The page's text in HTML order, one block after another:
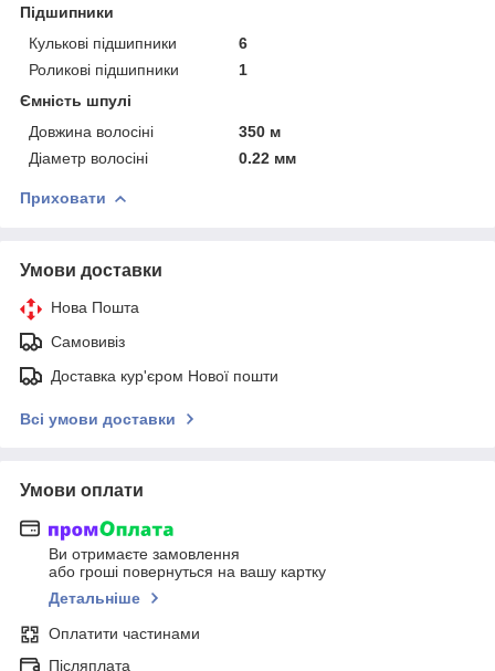
Підшипники
Кулькові підшипники
6
Роликові підшипники
1
Ємність шпулі
Довжина волосіні
350 м
Діаметр волосіні
0.22 мм
Приховати
Умови доставки
Нова Пошта
Самовивіз
Доставка кур'єром Нової пошти
Всі умови доставки
Умови оплати
Ви отримаєте замовлення
або гроші повернуться на вашу картку
Детальніше
Оплатити частинами
Післяплата